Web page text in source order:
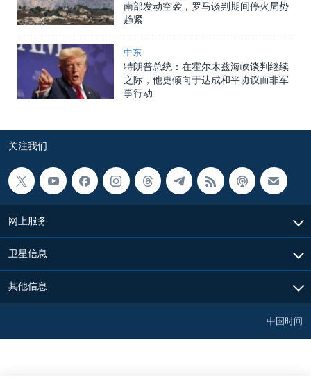
南部发动空袭，罗马谈判期间停火局势
趋紧
中东
特朗普总统：在霍尔木兹海峡谈判继续
之际，他更倾向于达成和平协议而非军
事行动
关注我们
网上服务
卫星信息
其他信息
中国时间